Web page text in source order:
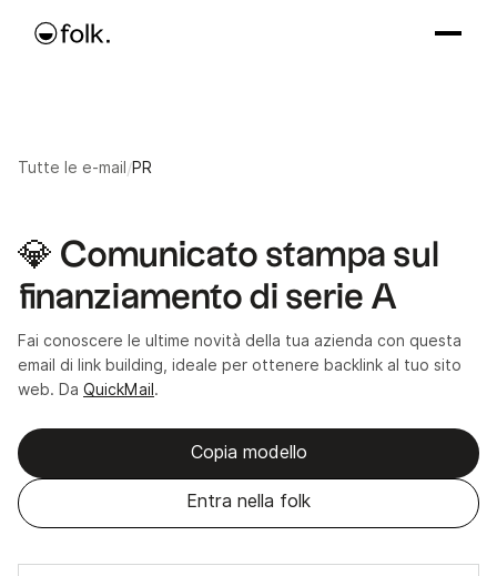
Tutte le e-mail /PR
💎 Comunicato stampa sul
finanziamento di serie A
Fai conoscere le ultime novità della tua azienda con questa
email di link building, ideale per ottenere backlink al tuo sito
web. Da QuickMail .
Copia modello
Entra nella folk